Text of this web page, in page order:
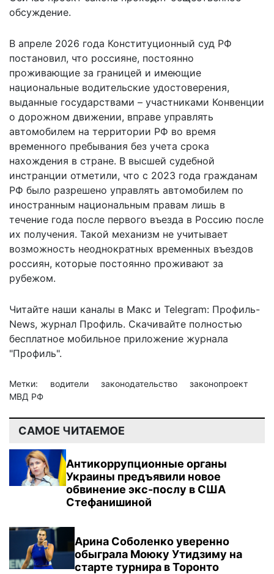
обсуждение.
В апреле 2026 года Конституционный суд РФ
постановил, что россияне, постоянно
проживающие за границей и имеющие
национальные водительские удостоверения,
выданные государствами – участниками Конвенции
о дорожном движении, вправе управлять
автомобилем на территории РФ во время
временного пребывания без учета срока
нахождения в стране. В высшей судебной
инстранции отметили, что с 2023 года гражданам
РФ было разрешено управлять автомобилем по
иностранным национальным правам лишь в
течение года после первого въезда в Россию после
их получения. Такой механизм не учитывает
возможность неоднократных временных въездов
россиян, которые постоянно проживают за
рубежом.
Читайте наши каналы в Макс и Telegram: Профиль-
News, журнал Профиль. Скачивайте полностью
бесплатное мобильное приложение журнала
"Профиль".
Метки: водители законодательство
законопроект
МВД РФ
САМОЕ ЧИТАЕМОЕ
Антикоррупционные органы
Украины предъявили новое
обвинение экс-послу в США
Стефанишиной
Арина Соболенко уверенно
обыграла Моюку Утидзиму на
старте турнира в Торонто